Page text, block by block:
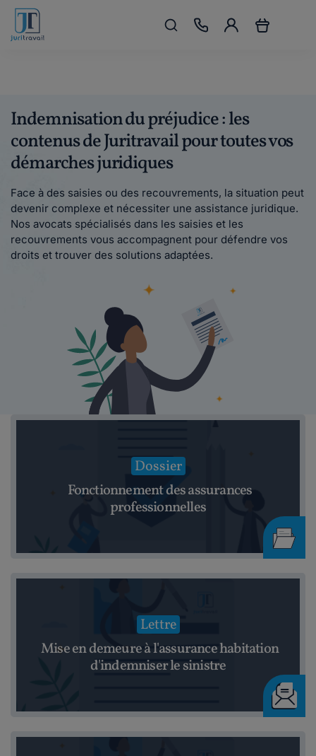
Indemnisation du préjudice : les
contenus de Juritravail pour toutes vos
démarches juridiques
Face à des saisies ou des recouvrements, la situation peut
devenir complexe et nécessiter une assistance juridique.
Nos avocats spécialisés dans les saisies et les
recouvrements vous accompagnent pour défendre vos
droits et trouver des solutions adaptées.
Dossier
Fonctionnement des assurances
professionnelles
Lettre
Mise en demeure à l'assurance habitation
d'indemniser le sinistre